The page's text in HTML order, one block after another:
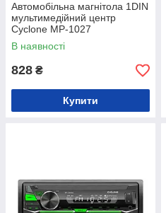
Автомобільна магнітола 1DIN
мультимедійний центр
Cyclone MP-1027
В наявності
828 ₴
Купити